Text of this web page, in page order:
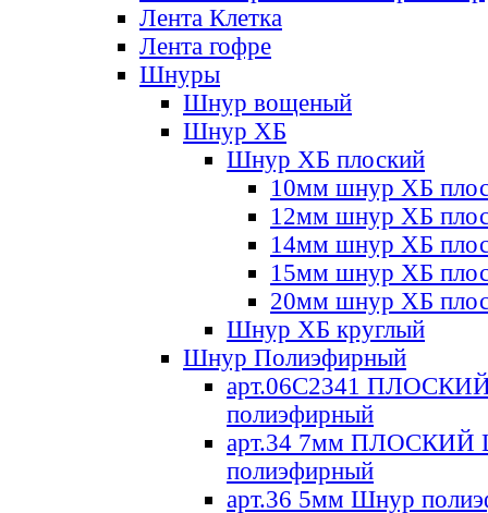
Лента Клетка
Лента гофре
Шнуры
Шнур вощеный
Шнур ХБ
Шнур ХБ плоский
10мм шнур ХБ
12мм шнур ХБ
14мм шнур ХБ
15мм шнур ХБ
20мм шнур ХБ
Шнур ХБ круглый
Шнур Полиэфирный
арт.06С2341
полиэфирный
арт.34 7мм ПЛОСКИЙ
полиэфирный
арт.36 5мм Шнур